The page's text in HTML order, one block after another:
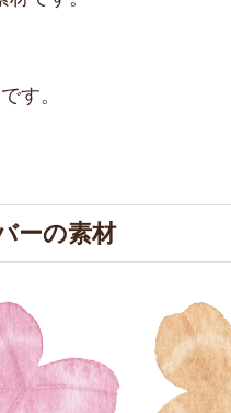
す。
ーの素材